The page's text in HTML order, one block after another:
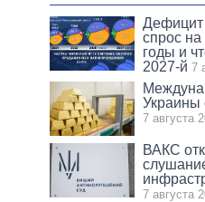
Дефицит
спрос
годы и
2027-й 7
Украины
7 августа
ВАКС
7 августа